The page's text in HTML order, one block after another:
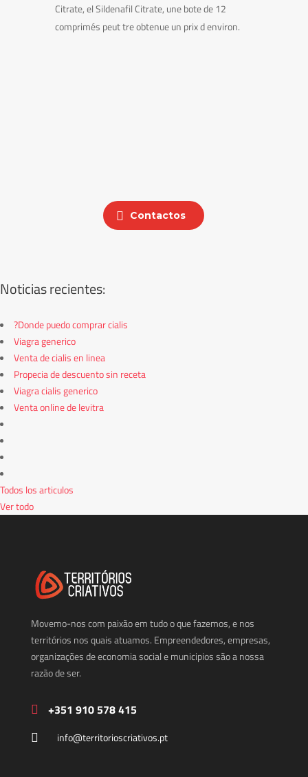
Citrate, el Sildenafil Citrate, une bote de 12
comprimés peut tre obtenue un prix d environ.
Contactos
Noticias recientes:
?Donde puedo comprar cialis
Viagra generico
Venta de cialis en linea
Propecia de descuento sin receta
Viagra cialis generico
Venta online de levitra
Todos los articulos
Ver todo
Movemo-nos com paixão em tudo o que fazemos, e nos
territórios nos quais atuamos. Empreendedores, empresas,
organizações de economia social e municipios são a nossa
razão de ser.
+351 910 578 415
info@territorioscriativos.pt